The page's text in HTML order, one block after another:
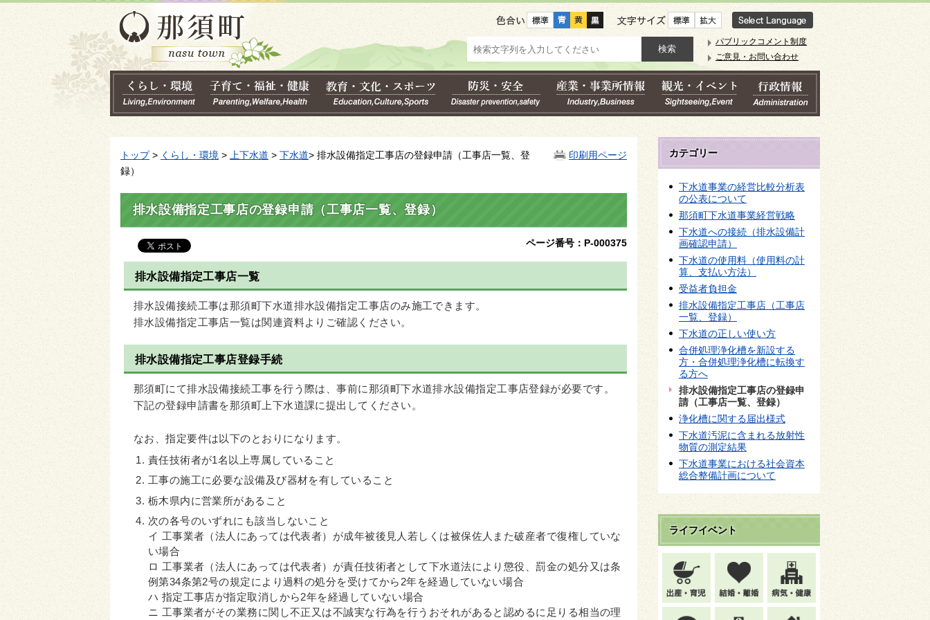
色合い 文字サイズ
パブリックコメント制度
ご意見・お問い合わせ
印刷用ページ
トップ> くらし・環境 > 上下水道 > 下水道> 排水設備指定工事店の登録申請（工事店一覧、登
録）
排水設備指定工事店の登録申請（工事店一覧、登録）
ページ番号：P-000375
排水設備指定工事店一覧
排水設備接続工事は那須町下水道排水設備指定工事店のみ施工できます。
排水設備指定工事店一覧は関連資料よりご確認ください。
排水設備指定工事店登録手続
那須町にて排水設備接続工事を行う際は、事前に那須町下水道排水設備指定工事店登録が必要です。
下記の登録申請書を那須町上下水道課に提出してください。
なお、指定要件は以下のとおりになります。
責任技術者が1名以上専属していること
工事の施工に必要な設備及び器材を有していること
栃木県内に営業所があること
次の各号のいずれにも該当しないこと
イ 工事業者（法人にあっては代表者）が成年被後見人若しくは被保佐人また破産者で復権していな
い場合
ロ 工事業者（法人にあっては代表者）が責任技術者として下水道法により懲役、罰金の処分又は条
例第34条第2号の規定により過料の処分を受けてから2年を経過していない場合
ハ 指定工事店が指定取消しから2年を経過していない場合
ニ 工事業者がその業務に関し不正又は不誠実な行為を行うおそれがあると認めるに足りる相当の理
カテゴリー
下水道事業の経営比較分析表
の公表について
那須町下水道事業経営戦略
下水道への接続（排水設備計
画確認申請）
下水道の使用料（使用料の計
算、支払い方法）
受益者負担金
排水設備指定工事店（工事店
一覧、登録）
下水道の正しい使い方
合併処理浄化槽を新設する
方・合併処理浄化槽に転換す
る方へ
排水設備指定工事店の登録申
請（工事店一覧、登録）
浄化槽に関する届出様式
下水道汚泥に含まれる放射性
物質の測定結果
下水道事業における社会資本
総合整備計画について
ライフイベント